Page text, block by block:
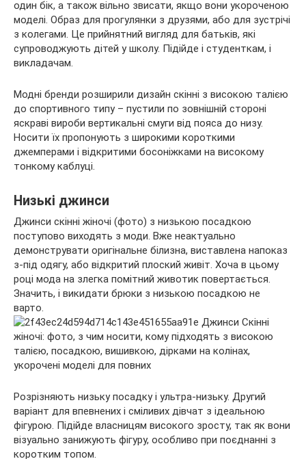
один бік, а також вільно звисати, якщо вони укороченою
моделі. Образ для прогулянки з друзями, або для зустрічі
з колегами. Це прийнятний вигляд для батьків, які
супроводжують дітей у школу. Підійде і студенткам, і
викладачам.
Модні бренди розширили дизайн скінні з високою талією
до спортивного типу – пустили по зовнішній стороні
яскраві вироби вертикальні смуги від пояса до низу.
Носити їх пропонують з широкими короткими
джемперами і відкритими босоніжками на високому
тонкому каблуці.
Низькі джинси
Джинси скінні жіночі (фото) з низькою посадкою
поступово виходять з моди. Вже неактуально
демонструвати оригінальне білизна, виставлена напоказ
з-під одягу, або відкритий плоский живіт. Хоча в цьому
році мода на злегка помітний животик повертається.
Значить, і викидати брюки з низькою посадкою не
варто.
Розрізняють низьку посадку і ультра-низьку. Другий
варіант для впевнених і сміливих дівчат з ідеальною
фігурою. Підійде власницям високого зросту, так як вони
візуально занижують фігуру, особливо при поєднанні з
коротким топом.